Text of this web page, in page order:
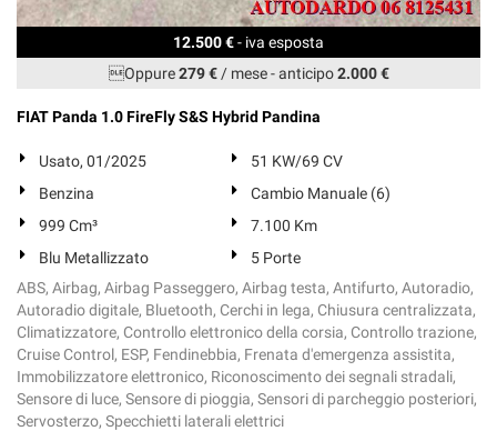
12.500 €- iva esposta
Oppure279 €/ mese-anticipo2.000 €
FIAT Panda 1.0 FireFly S&S Hybrid Pandina
Usato, 01/2025
51 KW/69 CV
Benzina
Cambio Manuale (6)
999 Cm³
7.100 Km
Blu Metallizzato
5 Porte
ABS, Airbag, Airbag Passeggero, Airbag testa, Antifurto, Autoradio,
Autoradio digitale, Bluetooth, Cerchi in lega, Chiusura centralizzata,
Climatizzatore, Controllo elettronico della corsia, Controllo trazione,
Cruise Control, ESP, Fendinebbia, Frenata d'emergenza assistita,
Immobilizzatore elettronico, Riconoscimento dei segnali stradali,
Sensore di luce, Sensore di pioggia, Sensori di parcheggio posteriori,
Servosterzo, Specchietti laterali elettrici